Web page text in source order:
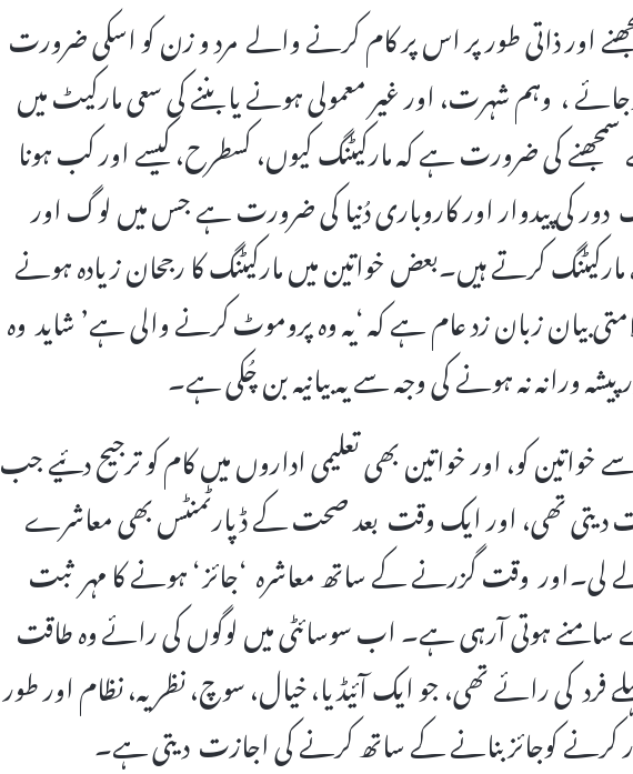
اور ذاتی طور پر اس پر کام کرنے والے مرد و زن کو اسکی ضرورت
، وہم شہرت، اور غیر معمولی ہونے یا بننے کی سعی مارکیٹ میں
کی ضرورت ہے کہ مارکیٹنگ کیوں، کسطرح، کیسے اور کب ہونا
دور کی پیدوار اور کاروباری دُنیا کی ضرورت ہے جس میں لوگ اور
کرتے ہیں۔بعض خواتین میں مارکیٹنگ کا رجحان زیادہ ہونے
بیان زبان زد عام ہے کہ ‘یہ وہ پروموٹ کرنے والی ہے’ شاید وہ
پیشہ ورانہ نہ ہونے کی وجہ سے یہ بیانیہ بن چُکی ہے۔
کو، اور خواتین بھی تعلیمی اداروں میں کام کو ترجیح دئیے جب
دیتی تھی، اور ایک وقت بعد صحت کے ڈپارٹمنٹس بھی معاشرے
لی۔اور وقت گزرنے کے ساتھ معاشرہ ‘جائز ‘ ہونے کا مہر ثبت
ہوتی آرہی ہے۔ اب سوسائٹی میں لوگوں کی رائے وہ طاقت
فرد کی رائے تھی، جو ایک آئیڈیا، خیال، سوچ، نظریہ، نظام اور طور
کرنے کوجائز بنانے کے ساتھ کرنے کی اجازت دیتی ہے۔